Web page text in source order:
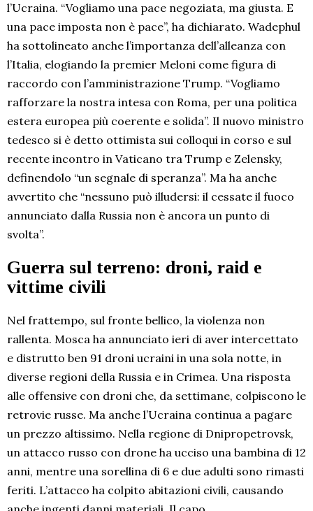
l’Ucraina. “Vogliamo una pace negoziata, ma giusta. E
una pace imposta non è pace”, ha dichiarato. Wadephul
ha sottolineato anche l’importanza dell’alleanza con
l’Italia, elogiando la premier Meloni come figura di
raccordo con l’amministrazione Trump. “Vogliamo
rafforzare la nostra intesa con Roma, per una politica
estera europea più coerente e solida”. Il nuovo ministro
tedesco si è detto ottimista sui colloqui in corso e sul
recente incontro in Vaticano tra Trump e Zelensky,
definendolo “un segnale di speranza”. Ma ha anche
avvertito che “nessuno può illudersi: il cessate il fuoco
annunciato dalla Russia non è ancora un punto di
svolta”.
Guerra sul terreno: droni, raid e
vittime civili
Nel frattempo, sul fronte bellico, la violenza non
rallenta. Mosca ha annunciato ieri di aver intercettato
e distrutto ben 91 droni ucraini in una sola notte, in
diverse regioni della Russia e in Crimea. Una risposta
alle offensive con droni che, da settimane, colpiscono le
retrovie russe. Ma anche l’Ucraina continua a pagare
un prezzo altissimo. Nella regione di Dnipropetrovsk,
un attacco russo con drone ha ucciso una bambina di 12
anni, mentre una sorellina di 6 e due adulti sono rimasti
feriti. L’attacco ha colpito abitazioni civili, causando